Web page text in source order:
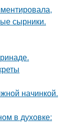
сырники.
начинкой.
в духовке: